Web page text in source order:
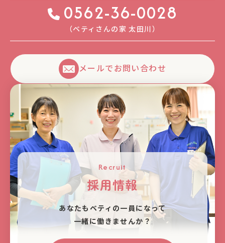
0562-36-0028
（ベティさんの家 太⽥川）
メールでお問い合わせ
Recruit
採用情報
あなたもベティの⼀員になって
⼀緒に働きませんか？